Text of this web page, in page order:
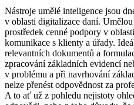
Nástroje umělé inteligence jsou
v oblasti digitalizace daní.
prostředek cenné podpory v
komunikace s klienty a úřady.
relevantních dokumentů a
zpracování základních evidencí
v problému a při navrhování
nelze přenést odpovědnost za
A to ať už z pohledu nejistoty